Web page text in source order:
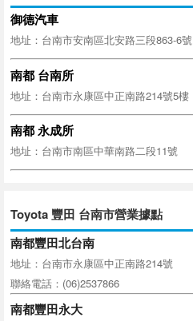
御德汽車
地址：台南市安南區北安路三段863-6號
南都 台南所
地址：台南市永康區中正南路214號5樓
南都 永成所
地址：台南市南區中華南路二段11號
Toyota 豐田 台南市營業據點
南都豐田北台南
地址：台南市永康區中正南路214號
聯絡電話：(06)2537866
南都豐田永大